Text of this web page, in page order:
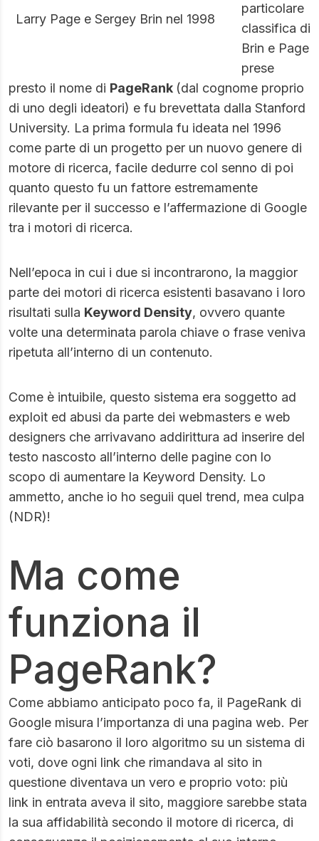
Larry Page e Sergey Brin nel 1998
particolare
classifica di
Brin e Page
prese
presto il nome di PageRank (dal cognome proprio
di uno degli ideatori) e fu brevettata dalla Stanford
University. La prima formula fu ideata nel 1996
come parte di un progetto per un nuovo genere di
motore di ricerca, facile dedurre col senno di poi
quanto questo fu un fattore estremamente
rilevante per il successo e l’affermazione di Google
tra i motori di ricerca.
Nell’epoca in cui i due si incontrarono, la maggior
parte dei motori di ricerca esistenti basavano i loro
risultati sulla Keyword Density, ovvero quante
volte una determinata parola chiave o frase veniva
ripetuta all’interno di un contenuto.
Come è intuibile, questo sistema era soggetto ad
exploit ed abusi da parte dei webmasters e web
designers che arrivavano addirittura ad inserire del
testo nascosto all’interno delle pagine con lo
scopo di aumentare la Keyword Density. Lo
ammetto, anche io ho seguii quel trend, mea culpa
(NDR)!
Ma come
funziona il
PageRank?
Come abbiamo anticipato poco fa, il PageRank di
Google misura l’importanza di una pagina web. Per
fare ciò basarono il loro algoritmo su un sistema di
voti, dove ogni link che rimandava al sito in
questione diventava un vero e proprio voto: più
link in entrata aveva il sito, maggiore sarebbe stata
la sua affidabilità secondo il motore di ricerca, di